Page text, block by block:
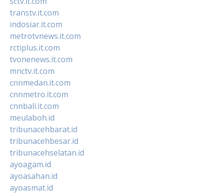
transtv.it.com
indosiar.it.com
metrotvnews.it.com
rctiplus.it.com
tvonenews.it.com
mnctv.it.com
cnnmedan.it.com
cnnmetro.it.com
cnnbali.it.com
meulaboh.id
tribunacehbarat.id
tribunacehbesar.id
tribunacehselatan.id
ayoagam.id
ayoasahan.id
ayoasmat.id